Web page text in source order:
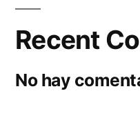
Recent
No hay